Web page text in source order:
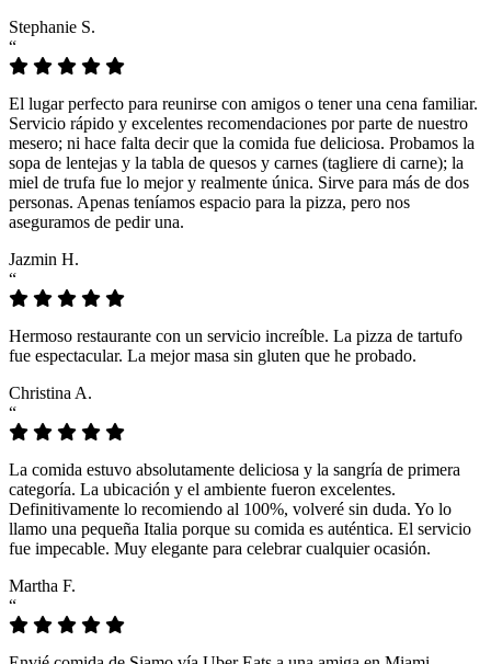
Stephanie S.
“
El lugar perfecto para reunirse con amigos o tener una cena familiar.
Servicio rápido y excelentes recomendaciones por parte de nuestro
mesero; ni hace falta decir que la comida fue deliciosa. Probamos la
sopa de lentejas y la tabla de quesos y carnes (tagliere di carne); la
miel de trufa fue lo mejor y realmente única. Sirve para más de dos
personas. Apenas teníamos espacio para la pizza, pero nos
aseguramos de pedir una.
Jazmin H.
“
Hermoso restaurante con un servicio increíble. La pizza de tartufo
fue espectacular. La mejor masa sin gluten que he probado.
Christina A.
“
La comida estuvo absolutamente deliciosa y la sangría de primera
categoría. La ubicación y el ambiente fueron excelentes.
Definitivamente lo recomiendo al 100%, volveré sin duda. Yo lo
llamo una pequeña Italia porque su comida es auténtica. El servicio
fue impecable. Muy elegante para celebrar cualquier ocasión.
Martha F.
“